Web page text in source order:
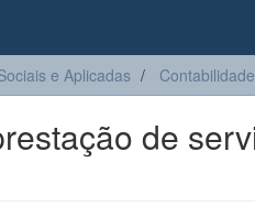
e Aplicadas
de